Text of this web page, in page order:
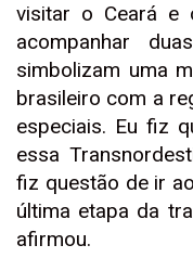
visitar o Ceará e
acompanhar
simbolizam uma
brasileiro com a
especiais. Eu fiz
essa
fiz questão de ir
última etapa da
afirmou.